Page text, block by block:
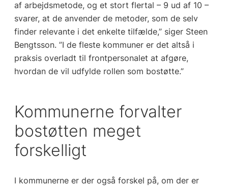
af arbejdsmetode, og et stort flertal – 9 ud af 10 –
svarer, at de anvender de metoder, som de selv
finder relevante i det enkelte tilfælde,” siger Steen
Bengtsson. ”I de fleste kommuner er det altså i
praksis overladt til frontpersonalet at afgøre,
hvordan de vil udfylde rollen som bostøtte.”
Kommunerne forvalter
bostøtten meget
forskelligt
I kommunerne er der også forskel på, om der er